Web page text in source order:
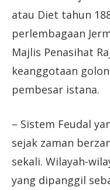
atau Diet tahun
perlembagaan
Majlis Penasihat
keanggotaan
pembesar istana.
– Sistem Feudal
sejak zaman
sekali. Wilayah-
yang dipanggil